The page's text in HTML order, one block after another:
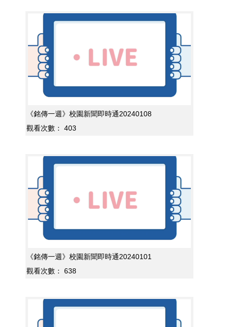
《銘傳一週》校園新聞即時通20240108
觀看次數：
403
《銘傳一週》校園新聞即時通20240101
觀看次數：
638